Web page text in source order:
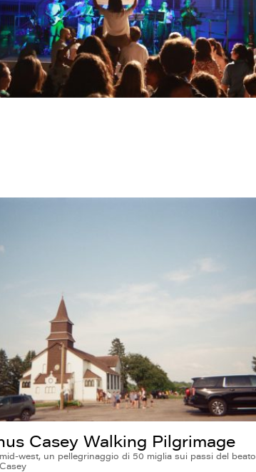
Casey Walking Pilgrimage
west, un pellegrinaggio di 50 miglia sui passi del beato